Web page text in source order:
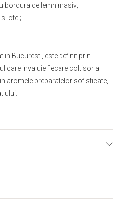
bordura de lemn masiv;
otel;
in Bucuresti, este definit prin
care invaluie fiecare coltisor al
aromele preparatelor sofisticate,